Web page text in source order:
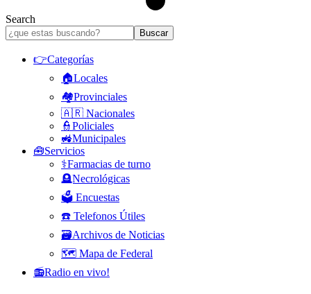
Search
👉Categorías
🏠Locales
🏘️Provinciales
🇦🇷 Nacionales
👮Policiales
🚜Municipales
🧰Servicios
⚕️Farmacias de turno
🪦Necrológicas
🗳️ Encuestas
☎️ Telefonos Útiles
🗃️Archivos de Noticias
🗺️ Mapa de Federal
📻Radio en vivo!